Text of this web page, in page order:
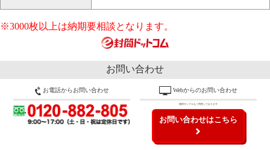
※3000枚以上は納期要相談となります。
お問い合わせ
お電話からお問い合わせ Webからのお問い合わせ
無料サンプルもご用意しております
お問い合わせはこちら